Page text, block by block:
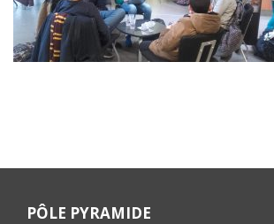
PÔLE PYRAMIDE